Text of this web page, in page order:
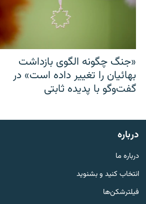
«جنگ چگونه الگوی بازداشت
بهائیان را تغییر داده است» در
گفت‌وگو با پدیده ثابتی
درباره
درباره ما
انتخاب کنید و بشنوید
فیلترشکن‌ها